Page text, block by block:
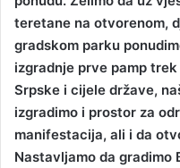
teretane na otvorenom,
gradskom parku
izgradnje prve pamp
Srpske i cijele države,
izgradimo i prostor za
manifestacija, ali i da
Nastavljamo da gradimo